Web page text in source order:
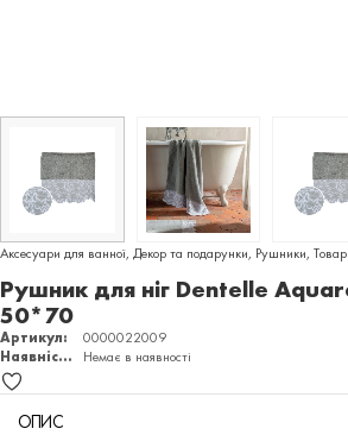
Аксесуари для ванної, Декор та подарунки, Рушники, Товар
Рушник для ніг Dentelle
50*70
Артикул:
0000022009
Наявність:
Немає в наявності
ОПИС